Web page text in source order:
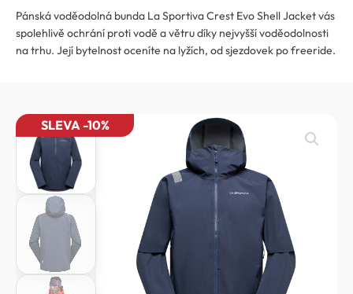
Pánská voděodolná bunda La Sportiva Crest Evo Shell Jacket vás
spolehlivě ochrání proti vodě a větru díky nejvyšší voděodolnosti
na trhu. Její bytelnost oceníte na lyžích, od sjezdovek po freeride.
SLEVA -10%